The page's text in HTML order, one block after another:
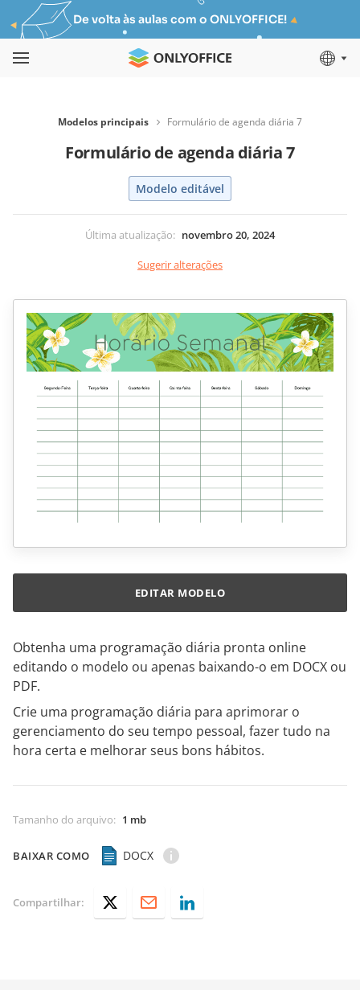
De volta às aulas com o ONLYOFFICE!
Modelos principais Formulário de agenda diária 7
Formulário de agenda diária 7
Modelo editável
Última atualização: novembro 20, 2024
Sugerir alterações
Obtenha uma programação diária pronta online
editando o modelo ou apenas baixando-o em DOCX ou
PDF.
Crie uma programação diária para aprimorar o
gerenciamento do seu tempo pessoal, fazer tudo na
hora certa e melhorar seus bons hábitos.
Tamanho do arquivo: 1 mb
BAIXAR COMO DOCX
EDITAR MODELO
Compartilhar: